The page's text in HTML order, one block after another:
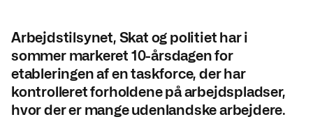
Arbejdstilsynet, Skat og politiet har i
sommer markeret 10-årsdagen for
etableringen af en taskforce, der har
kontrolleret forholdene på arbejdspladser,
hvor der er mange udenlandske arbejdere.